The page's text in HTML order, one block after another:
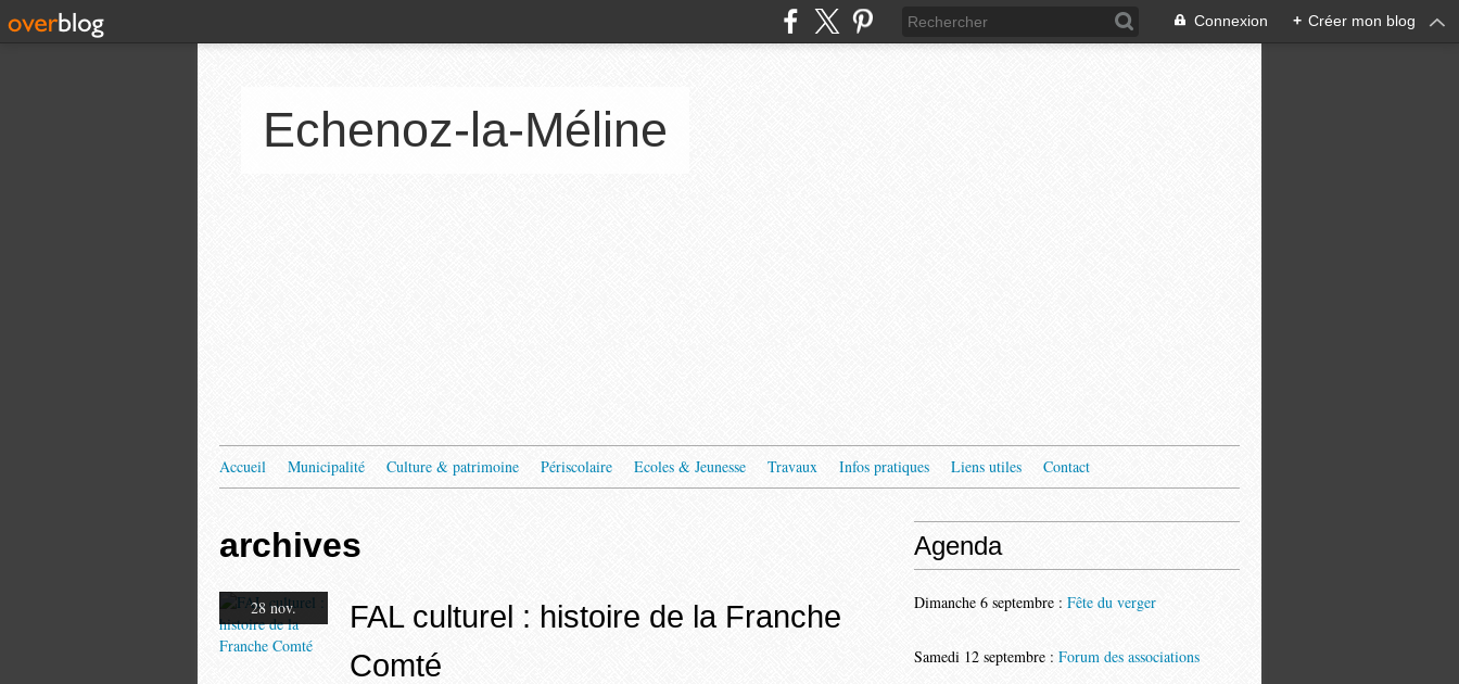
Connexion + Créer mon blog
Echenoz-la-Méline
Accueil Municipalité Culture & patrimoine Périscolaire Ecoles & Jeunesse Travaux Infos pratiques Liens utiles Contact
archives
28 nov.
FAL culturel : histoire de la Franche
Comté
Agenda
Dimanche 6 septembre : Fête du verger
Samedi 12 septembre : Forum des associations